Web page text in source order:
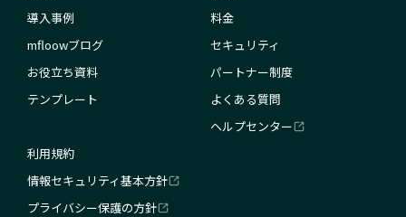
導入事例
mfloowブログ
お役立ち資料
テンプレート
料金
セキュリティ
パートナー制度
よくある質問
ヘルプセンター
利用規約
情報セキュリティ基本方針
プライバシー保護の方針